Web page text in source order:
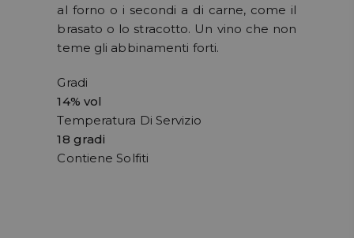
al forno o i secondi a di carne, come il
brasato o lo stracotto. Un vino che non
teme gli abbinamenti forti.
Gradi
14% vol
Temperatura Di Servizio
18 gradi
Contiene Solfiti